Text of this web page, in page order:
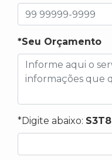
*Seu Orçamento
*Digite abaixo: S3T8